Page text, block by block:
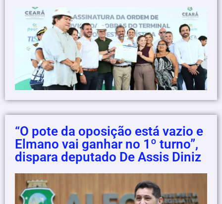
“O pote da oposição está vazio e
Elmano vai ganhar no 1º turno”,
dispara deputado De Assis Diniz